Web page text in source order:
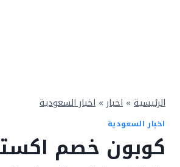
الرئيسية » اخبار » اخبار السعودية
اخبار السعودية
كوبون خصم